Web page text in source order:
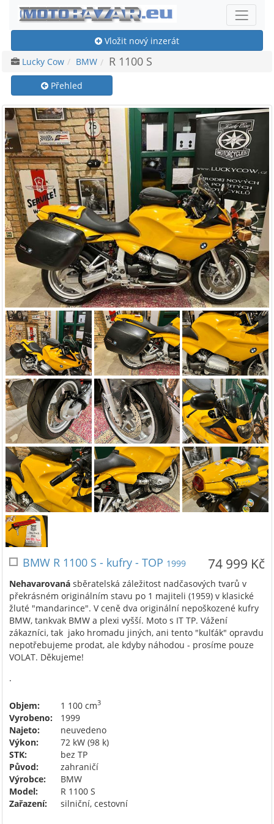
Vložit nový inzerát
Lucky Cow
BMW R 1100 S
Přehled
74 999 Kč
BMW R 1100 S - kufry - TOP 1999
Nehavarovaná sběratelská záležitost nadčasových tvarů v
překrásném originálním stavu po 1 majiteli (1959) v klasické
žluté "mandarince". V ceně dva originální nepoškozené kufry
BMW, tankvak BMW a plexi vyšší. Moto s IT TP. Vážení
zákazníci, tak jako hromadu jiných, ani tento "kulťák" opravdu
nepotřebujeme prodat, ale kdyby náhodou - prosíme pouze
VOLAT. Děkujeme!
.
Objem: 1 100 cm3
Vyrobeno:
1999
Najeto:
neuvedeno
Výkon:
72 kW (98 k)
STK:
bez TP
Původ:
zahraničí
Výrobce:
BMW
Model:
R 1100 S
Zařazení:
silniční, cestovní